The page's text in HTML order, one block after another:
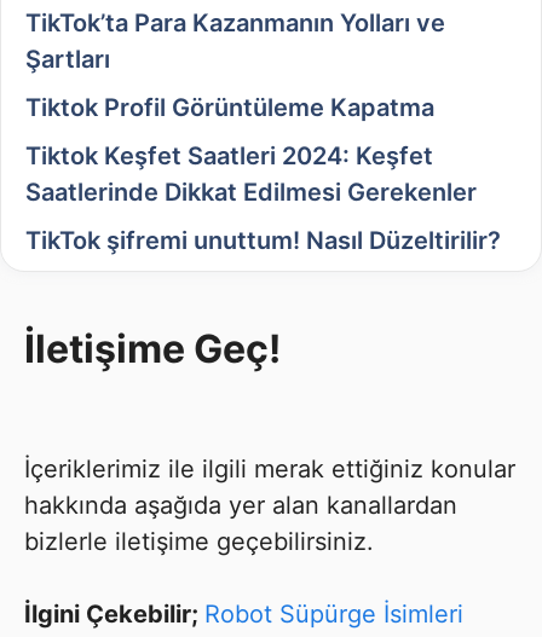
TikTok’ta Para Kazanmanın Yolları ve
Şartları
Tiktok Profil Görüntüleme Kapatma
Tiktok Keşfet Saatleri 2024: Keşfet
Saatlerinde Dikkat Edilmesi Gerekenler
TikTok şifremi unuttum! Nasıl Düzeltirilir?
İletişime Geç!
İçeriklerimiz ile ilgili merak ettiğiniz konular
hakkında aşağıda yer alan kanallardan
bizlerle iletişime geçebilirsiniz.
İlgini Çekebilir; Robot Süpürge İsimleri